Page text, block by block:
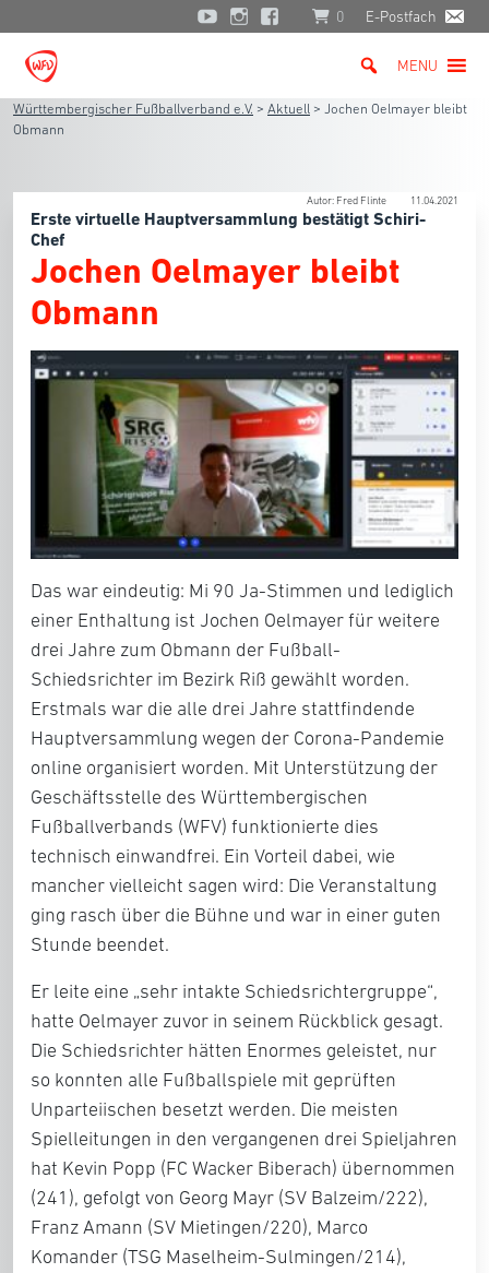
0 E-Postfach
MENU
Württembergischer Fußballverband e.V. > Aktuell > Jochen Oelmayer bleibt
Obmann
Autor: Fred Flinte 11.04.2021
Erste virtuelle Hauptversammlung bestätigt Schiri-
Chef
Jochen Oelmayer bleibt
Obmann
Das war eindeutig: Mi 90 Ja-Stimmen und lediglich
einer Enthaltung ist Jochen Oelmayer für weitere
drei Jahre zum Obmann der Fußball-
Schiedsrichter im Bezirk Riß gewählt worden.
Erstmals war die alle drei Jahre stattfindende
Hauptversammlung wegen der Corona-Pandemie
online organisiert worden. Mit Unterstützung der
Geschäftsstelle des Württembergischen
Fußballverbands (WFV) funktionierte dies
technisch einwandfrei. Ein Vorteil dabei, wie
mancher vielleicht sagen wird: Die Veranstaltung
ging rasch über die Bühne und war in einer guten
Stunde beendet.
Er leite eine „sehr intakte Schiedsrichtergruppe“,
hatte Oelmayer zuvor in seinem Rückblick gesagt.
Die Schiedsrichter hätten Enormes geleistet, nur
so konnten alle Fußballspiele mit geprüften
Unparteiischen besetzt werden. Die meisten
Spielleitungen in den vergangenen drei Spieljahren
hat Kevin Popp (FC Wacker Biberach) übernommen
(241), gefolgt von Georg Mayr (SV Balzeim/222),
Franz Amann (SV Mietingen/220), Marco
Komander (TSG Maselheim-Sulmingen/214),